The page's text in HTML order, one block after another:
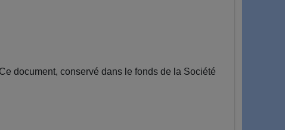
document, conservé dans le fonds de la Société